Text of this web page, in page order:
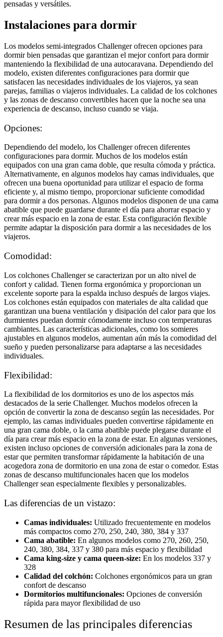
pensadas y versátiles.
Instalaciones para dormir
Los modelos semi-integrados Challenger ofrecen opciones para
dormir bien pensadas que garantizan el mejor confort para dormir
manteniendo la flexibilidad de una autocaravana. Dependiendo del
modelo, existen diferentes configuraciones para dormir que
satisfacen las necesidades individuales de los viajeros, ya sean
parejas, familias o viajeros individuales. La calidad de los colchones
y las zonas de descanso convertibles hacen que la noche sea una
experiencia de descanso, incluso cuando se viaja.
Opciones:
Dependiendo del modelo, los Challenger ofrecen diferentes
configuraciones para dormir. Muchos de los modelos están
equipados con una gran cama doble, que resulta cómoda y práctica.
Alternativamente, en algunos modelos hay camas individuales, que
ofrecen una buena oportunidad para utilizar el espacio de forma
eficiente y, al mismo tiempo, proporcionar suficiente comodidad
para dormir a dos personas. Algunos modelos disponen de una cama
abatible que puede guardarse durante el día para ahorrar espacio y
crear más espacio en la zona de estar. Esta configuración flexible
permite adaptar la disposición para dormir a las necesidades de los
viajeros.
Comodidad:
Los colchones Challenger se caracterizan por un alto nivel de
confort y calidad. Tienen forma ergonómica y proporcionan un
excelente soporte para la espalda incluso después de largos viajes.
Los colchones están equipados con materiales de alta calidad que
garantizan una buena ventilación y disipación del calor para que los
durmientes puedan dormir cómodamente incluso con temperaturas
cambiantes. Las características adicionales, como los somieres
ajustables en algunos modelos, aumentan aún más la comodidad del
sueño y pueden personalizarse para adaptarse a las necesidades
individuales.
Flexibilidad:
La flexibilidad de los dormitorios es uno de los aspectos más
destacados de la serie Challenger. Muchos modelos ofrecen la
opción de convertir la zona de descanso según las necesidades. Por
ejemplo, las camas individuales pueden convertirse rápidamente en
una gran cama doble, o la cama abatible puede plegarse durante el
día para crear más espacio en la zona de estar. En algunas versiones,
existen incluso opciones de conversión adicionales para la zona de
estar que permiten transformar rápidamente la habitación de una
acogedora zona de dormitorio en una zona de estar o comedor. Estas
zonas de descanso multifuncionales hacen que los modelos
Challenger sean especialmente flexibles y personalizables.
Las diferencias de un vistazo:
Camas individuales: Utilizado frecuentemente en modelos
más compactos como 270, 250, 240, 380, 384 y 337
Cama abatible: En algunos modelos como 270, 260, 250,
240, 380, 384, 337 y 380 para más espacio y flexibilidad
Cama king-size y cama queen-size: En los modelos 337 y
328
Calidad del colchón: Colchones ergonómicos para un gran
confort de descanso
Dormitorios multifuncionales: Opciones de conversión
rápida para mayor flexibilidad de uso
Resumen de las principales diferencias